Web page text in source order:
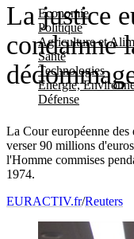
Economie
Politique
Agriculture et
Santé
Technologies
Energie,
Défense
La justice
condamne
La Cour européenne
verser 90 millions
l'Homme commises
1974.
EURACTIV.fr/Reuters